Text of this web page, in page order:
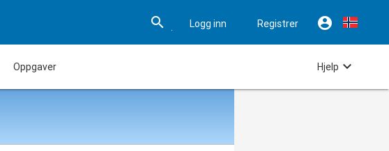
 Logg inn Registrer 
Oppgaver Hjelp 